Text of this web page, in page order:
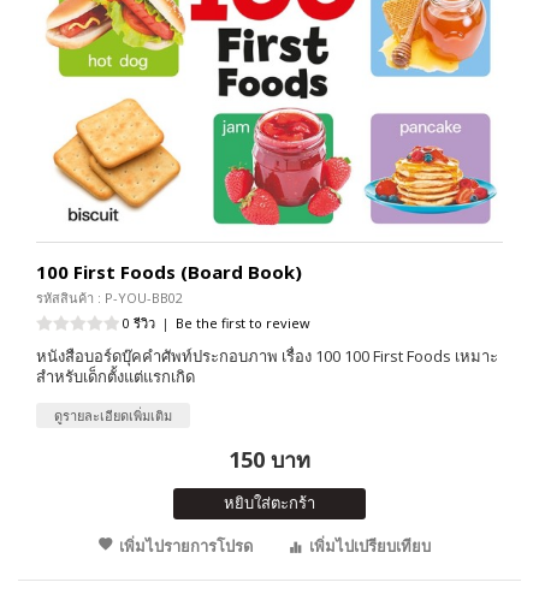
100 First Foods (Board Book)
รหัสสินค้า : P-YOU-BB02
0 รีวิว | Be the first to review
หนังสือบอร์ดบุ๊คคำศัพท์ประกอบภาพ เรื่อง 100 100 First Foods เหมาะ
สำหรับเด็กตั้งแต่แรกเกิด
ดูรายละเอียดเพิ่มเติม
150 บาท
หยิบใส่ตะกร้า
เพิ่มไปรายการโปรด
เพิ่มไปเปรียบเทียบ